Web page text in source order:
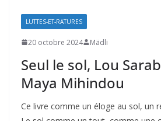
LUTTES-ET-RATURES
20 octobre 2024 Mädli
Seul le sol, Lou
Maya Mihindou
Ce livre comme un éloge au sol, un